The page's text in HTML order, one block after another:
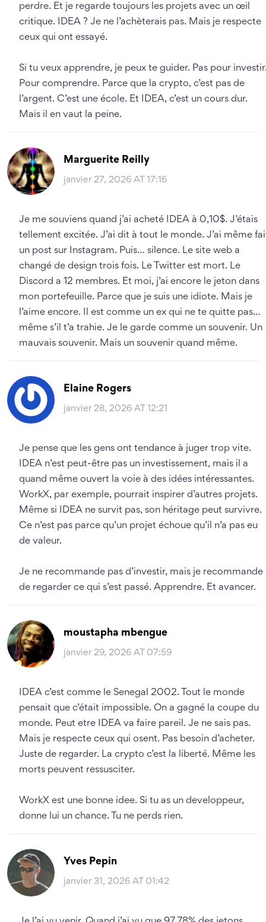
perdre. Et je regarde toujours les projets avec un œil
critique. IDEA ? Je ne l’achèterais pas. Mais je respecte
ceux qui ont essayé.
Si tu veux apprendre, je peux te guider. Pas pour
Pour comprendre. Parce que la crypto, c’est pas de
l’argent. C’est une école. Et IDEA, c’est un cours dur.
Mais il en vaut la peine.
Marguerite Reilly
janvier 27, 2026 AT 17:16
Je me souviens quand j’ai acheté IDEA à 0,10$. J’étais
tellement excitée. J’ai dit à tout le monde. J’ai même
un post sur Instagram. Puis… silence. Le site web a
changé de design trois fois. Le Twitter est mort. Le
Discord a 12 membres. Et moi, j’ai encore le jeton dans
mon portefeuille. Parce que je suis une idiote. Mais je
l’aime encore. Il est comme un ex qui ne te quitte pas…
même s’il t’a trahie. Je le garde comme un souvenir. Un
mauvais souvenir. Mais un souvenir quand même.
Elaine Rogers
janvier 28, 2026 AT 12:21
Je pense que les gens ont tendance à juger trop vite.
IDEA n’est peut-être pas un investissement, mais il a
quand même ouvert la voie à des idées intéressantes.
WorkX, par exemple, pourrait inspirer d’autres projets.
Même si IDEA ne survit pas, son héritage peut survivre.
Ce n’est pas parce qu’un projet échoue qu’il n’a pas eu
de valeur.
Je ne recommande pas d’investir, mais je recommande
de regarder ce qui s’est passé. Apprendre. Et avancer.
moustapha mbengue
janvier 29, 2026 AT 07:59
IDEA c’est comme le Senegal 2002. Tout le monde
pensait que c’était impossible. On a gagné la coupe du
monde. Peut etre IDEA va faire pareil. Je ne sais pas.
Mais je respecte ceux qui osent. Pas besoin d’acheter.
Juste de regarder. La crypto c’est la liberté. Même les
morts peuvent ressusciter.
WorkX est une bonne idee. Si tu as un developpeur,
donne lui un chance. Tu ne perds rien.
Yves Pepin
janvier 31, 2026 AT 01:42